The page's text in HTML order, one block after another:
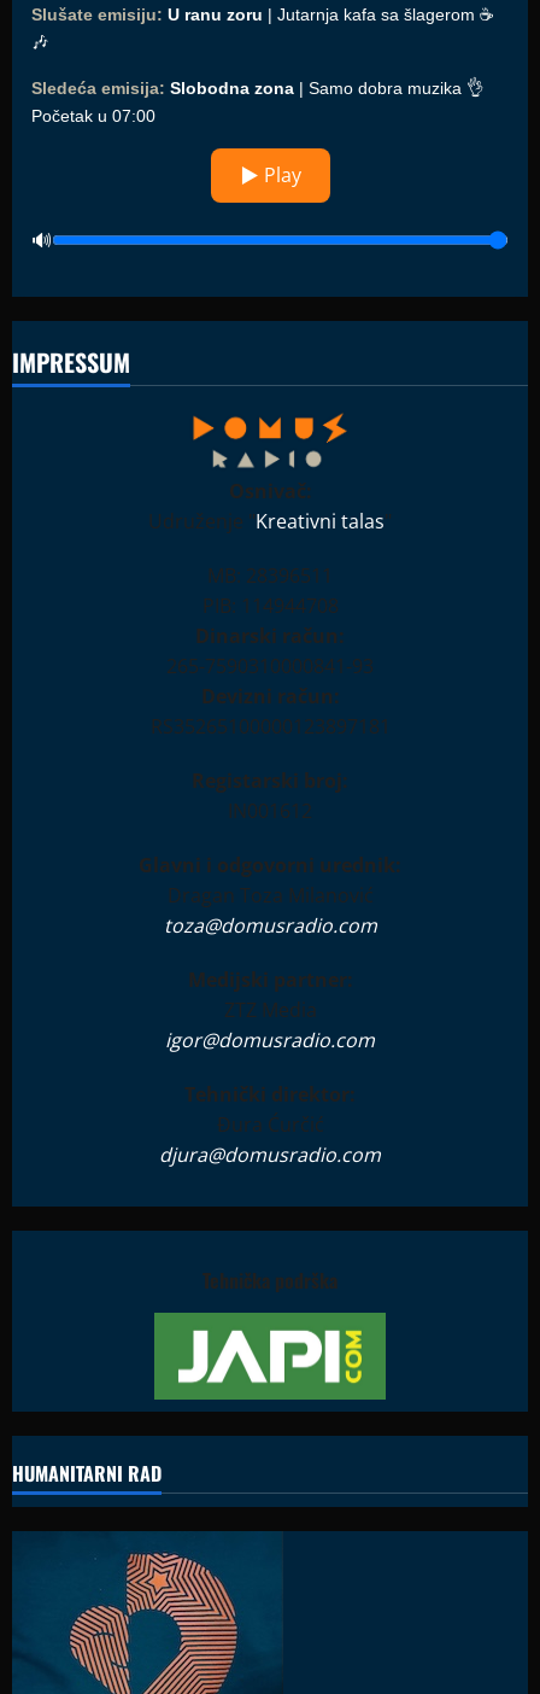
Slušate emisiju: U ranu zoru | Jutarnja kafa sa šlagerom ☕️
🎶
Sledeća emisija: Slobodna zona | Samo dobra muzika 👌
Početak u 07:00
▶ Play
IMPRESSUM
Osnivač:
Udruženje "Kreativni talas"
MB: 28396511
PIB: 114944708
Dinarski račun:
265-7590310000841-93
Devizni račun:
RS35265100000123897181
Registarski broj:
IN001612
Glavni i odgovorni urednik:
Dragan Toza Milanović
toza@domusradio.com
Medijski partner:
ZTZ Media
igor@domusradio.com
Tehnički direktor:
Đura Ćurčić
djura@domusradio.com
Tehnička podrška
HUMANITARNI RAD